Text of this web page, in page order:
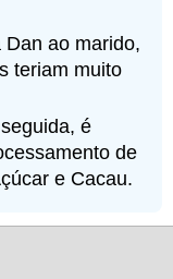
ao marido,
teriam muito
é
de
e Cacau.